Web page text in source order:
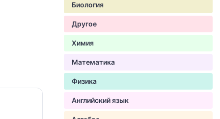
Биология
Другое
Химия
Математика
Физика
Английский язык